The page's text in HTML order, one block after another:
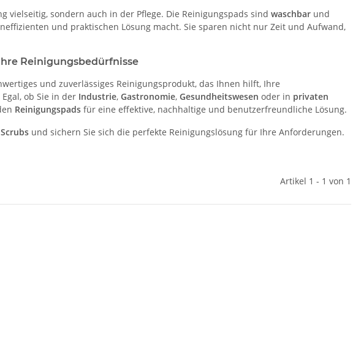
sondern auch in der Pflege. Die Reinigungspads sind waschbar und
und praktischen Lösung macht. Sie sparen nicht nur Zeit und Aufwand,
Reinigungsbedürfnisse
und zuverlässiges Reinigungsprodukt, das Ihnen hilft, Ihre
ob Sie in der Industrie, Gastronomie, Gesundheitswesen oder in privaten
Reinigungspads für eine effektive, nachhaltige und benutzerfreundliche Lösung.
und sichern Sie sich die perfekte Reinigungslösung für Ihre Anforderungen.
Artikel 1 - 1 von 1